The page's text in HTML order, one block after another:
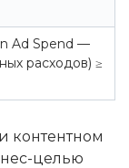
Ad Spend —
расходов) ≥
контентном
целью